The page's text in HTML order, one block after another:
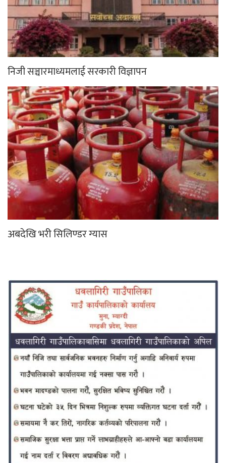
निजी सञ्चारमाध्यमलाई सरकारी विज्ञापन
अबदेखि भरी सिलिण्डर ग्यास